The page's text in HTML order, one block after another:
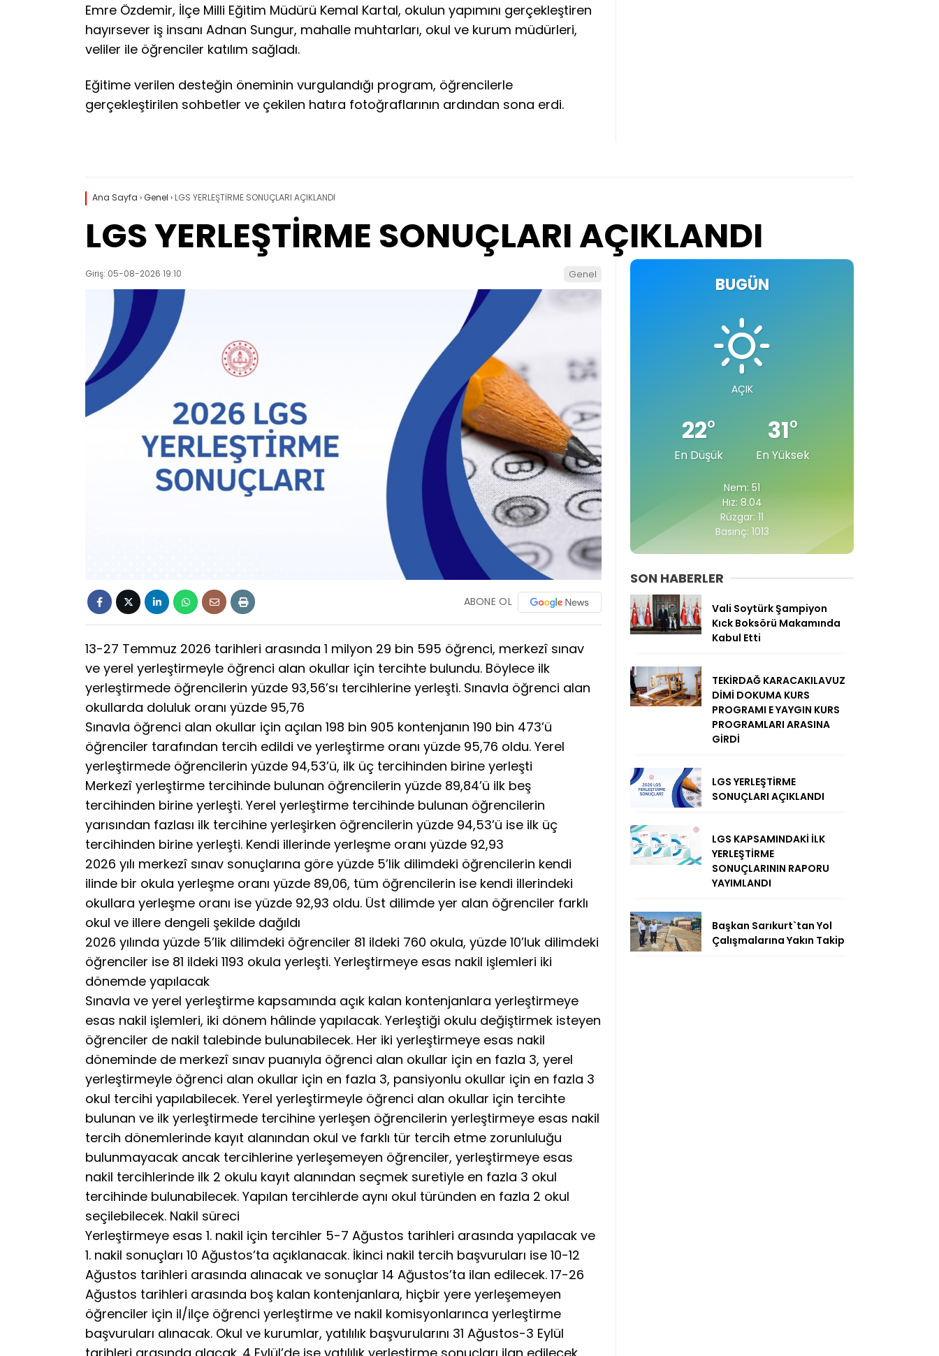
Emre Özdemir, İlçe Milli Eğitim Müdürü Kemal Kartal, okulun yapımını gerçekleştiren
hayırsever iş insanı Adnan Sungur, mahalle muhtarları, okul ve kurum müdürleri,
veliler ile öğrenciler katılım sağladı.
Eğitime verilen desteğin öneminin vurgulandığı program, öğrencilerle
gerçekleştirilen sohbetler ve çekilen hatıra fotoğraflarının ardından sona erdi.
Ana Sayfa ›Genel › LGS YERLEŞTİRME SONUÇLARI AÇIKLANDI
LGS YERLEŞTİRME SONUÇLARI AÇIKLANDI
Giriş: 05-08-2026 19:10 Genel
ABONE OL
13-27 Temmuz 2026 tarihleri arasında 1 milyon 29 bin 595 öğrenci, merkezî sınav
ve yerel yerleştirmeyle öğrenci alan okullar için tercihte bulundu. Böylece ilk
yerleştirmede öğrencilerin yüzde 93,56’sı tercihlerine yerleşti. Sınavla öğrenci alan
okullarda doluluk oranı yüzde 95,76
Sınavla öğrenci alan okullar için açılan 198 bin 905 kontenjanın 190 bin 473’ü
öğrenciler tarafından tercih edildi ve yerleştirme oranı yüzde 95,76 oldu. Yerel
yerleştirmede öğrencilerin yüzde 94,53’ü, ilk üç tercihinden birine yerleşti
Merkezî yerleştirme tercihinde bulunan öğrencilerin yüzde 89,84’ü ilk beş
tercihinden birine yerleşti. Yerel yerleştirme tercihinde bulunan öğrencilerin
yarısından fazlası ilk tercihine yerleşirken öğrencilerin yüzde 94,53’ü ise ilk üç
tercihinden birine yerleşti. Kendi illerinde yerleşme oranı yüzde 92,93
2026 yılı merkezî sınav sonuçlarına göre yüzde 5’lik dilimdeki öğrencilerin kendi
ilinde bir okula yerleşme oranı yüzde 89,06, tüm öğrencilerin ise kendi illerindeki
okullara yerleşme oranı ise yüzde 92,93 oldu. Üst dilimde yer alan öğrenciler farklı
okul ve illere dengeli şekilde dağıldı
2026 yılında yüzde 5’lik dilimdeki öğrenciler 81 ildeki 760 okula, yüzde 10’luk dilimdeki
öğrenciler ise 81 ildeki 1193 okula yerleşti. Yerleştirmeye esas nakil işlemleri iki
dönemde yapılacak
Sınavla ve yerel yerleştirme kapsamında açık kalan kontenjanlara yerleştirmeye
esas nakil işlemleri, iki dönem hâlinde yapılacak. Yerleştiği okulu değiştirmek isteyen
öğrenciler de nakil talebinde bulunabilecek. Her iki yerleştirmeye esas nakil
döneminde de merkezî sınav puanıyla öğrenci alan okullar için en fazla 3, yerel
yerleştirmeyle öğrenci alan okullar için en fazla 3, pansiyonlu okullar için en fazla 3
okul tercihi yapılabilecek. Yerel yerleştirmeyle öğrenci alan okullar için tercihte
bulunan ve ilk yerleştirmede tercihine yerleşen öğrencilerin yerleştirmeye esas nakil
tercih dönemlerinde kayıt alanından okul ve farklı tür tercih etme zorunluluğu
bulunmayacak ancak tercihlerine yerleşemeyen öğrenciler, yerleştirmeye esas
nakil tercihlerinde ilk 2 okulu kayıt alanından seçmek suretiyle en fazla 3 okul
tercihinde bulunabilecek. Yapılan tercihlerde aynı okul türünden en fazla 2 okul
seçilebilecek. Nakil süreci
Yerleştirmeye esas 1. nakil için tercihler 5-7 Ağustos tarihleri arasında yapılacak ve
1. nakil sonuçları 10 Ağustos’ta açıklanacak. İkinci nakil tercih başvuruları ise 10-12
Ağustos tarihleri arasında alınacak ve sonuçlar 14 Ağustos’ta ilan edilecek. 17-26
Ağustos tarihleri arasında boş kalan kontenjanlara, hiçbir yere yerleşemeyen
öğrenciler için il/ilçe öğrenci yerleştirme ve nakil komisyonlarınca yerleştirme
başvuruları alınacak. Okul ve kurumlar, yatılılık başvurularını 31 Ağustos-3 Eylül
BUGÜN
AÇIK
22°
En Düşük
31°
En Yüksek
Nem: 51
Hız: 8.04
Rüzgar: 11
Basınç: 1013
SON HABERLER
Vali Soytürk Şampiyon
Kıck Boksörü Makamında
Kabul Etti
TEKİRDAĞ KARACAKILAVUZ
DİMİ DOKUMA KURS
PROGRAMI E YAYGIN KURS
PROGRAMLARI ARASINA
GİRDİ
LGS YERLEŞTİRME
SONUÇLARI AÇIKLANDI
LGS KAPSAMINDAKİ İLK
YERLEŞTİRME
SONUÇLARININ RAPORU
YAYIMLANDI
Başkan Sarıkurt`tan Yol
Çalışmalarına Yakın Takip